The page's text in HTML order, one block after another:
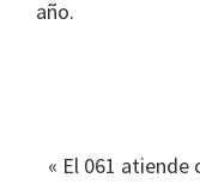
año.
« El 061 atiende